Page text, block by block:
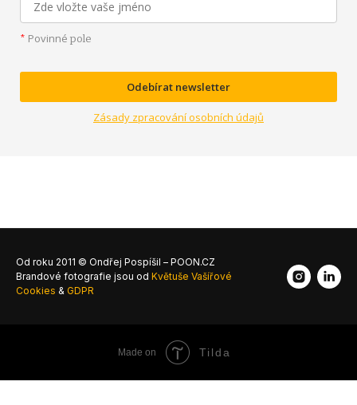
* Povinné pole
Odebírat newsletter
Zásady zpracování osobních údajů
Od roku 2011 © Ondřej Pospíšil – POON.CZ
Brandové fotografie jsou od Květuše Vašířové
Cookies & GDPR
Made on Tilda